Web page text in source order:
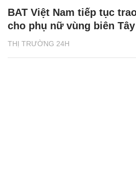
THỊ TRƯỜNG 24H
BAT Việt Nam tiếp tục
cho phụ nữ vùng biên